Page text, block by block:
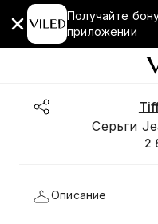
Получайте
приложении
Серьги
2
Описание